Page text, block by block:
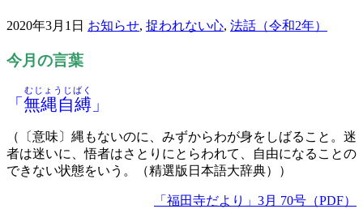
2020年3月1日 お知らせ, 捉われない心, 法話（令和2年）
今月の言葉
「 無縄自縛
むじょうじばく
」
（〔意味〕縄もないのに、みずからわが身をしばること。迷
者は迷いに、悟者はさとりにとらわれて、自由になることの
できない状態をいう。（精選版日本語大辞典））
「福田寺だより」3月 70号（PDF）